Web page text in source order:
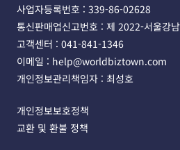
사업자등록번호 : 339-86-02628
통신판매업신고번호 : 제 2022-서울강
고객센터 : 041-841-1346
이메일 : help@worldbiztown.com
개인정보관리책임자 : 최성호
개인정보보호정책
교환 및 환불 정책